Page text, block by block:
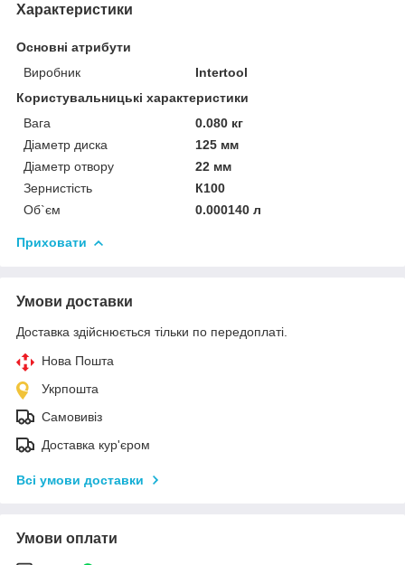
Характеристики
Основні атрибути
Виробник
Intertool
Користувальницькі характеристики
Вага
0.080 кг
Діаметр диска
125 мм
Діаметр отвору
22 мм
Зернистість
К100
Об`єм
0.000140 л
Приховати
Умови доставки
Доставка здійснюється тільки по передоплаті.
Нова Пошта
Укрпошта
Самовивіз
Доставка кур'єром
Всі умови доставки
Умови оплати